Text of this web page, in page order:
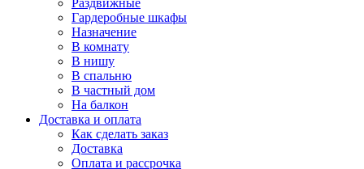
Раздвижные
Гардеробные шкафы
Назначение
В комнату
В нишу
В спальню
В частный дом
На балкон
Доставка и оплата
Как сделать заказ
Доставка
Оплата и рассрочка